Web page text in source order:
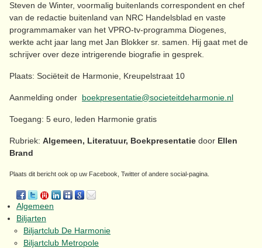
Steven de Winter, voormalig buitenlands correspondent en chef
van de redactie buitenland van NRC Handelsblad en vaste
programmamaker van het VPRO-tv-programma Diogenes,
werkte acht jaar lang met Jan Blokker sr. samen. Hij gaat met de
schrijver over deze intrigerende biografie in gesprek.
Plaats: Sociëteit de Harmonie, Kreupelstraat 10
Aanmelding onder boekpresentatie@societeitdeharmonie.nl
Toegang: 5 euro, leden Harmonie gratis
Rubriek: Algemeen, Literatuur, Boekpresentatie door Ellen
Brand
Plaats dit bericht ook op uw Facebook, Twitter of andere social-pagina.
Algemeen
Biljarten
Biljartclub De Harmonie
Biljartclub Metropole